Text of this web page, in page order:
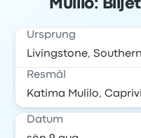
Mulilo:
Ursprung
Resmål
Datum